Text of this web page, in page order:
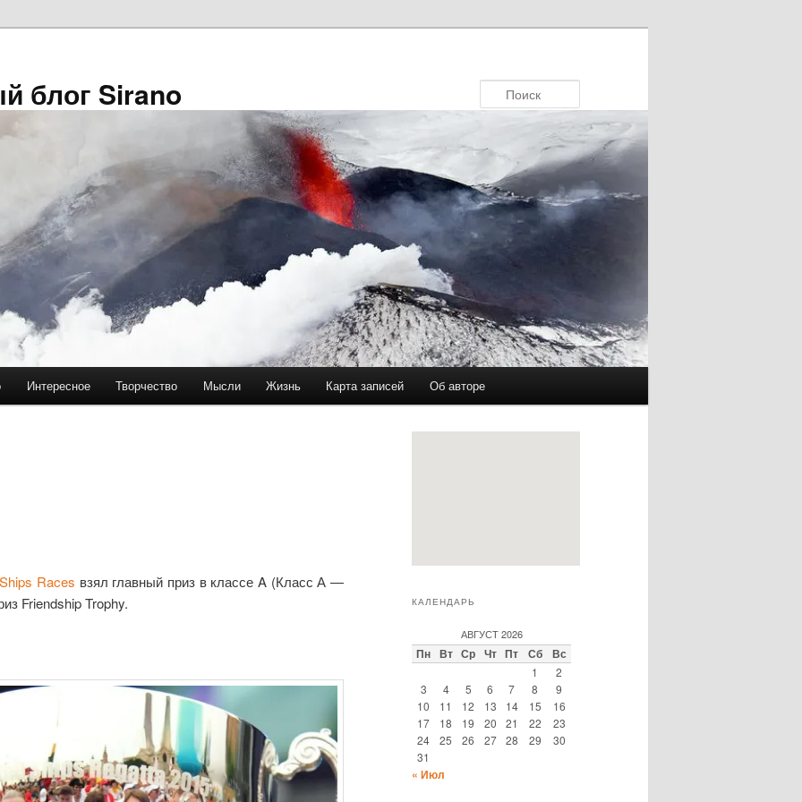
блог Sirano
Интересное Творчество Мысли Жизнь Карта записей Об авторе
Races взял главный приз в классе A (Класс А —
Friendship Trophy.
КАЛЕНДАРЬ
АВГУСТ 2026
Пн Вт Ср Чт Пт Сб Вс
1
2
3
4 5 6 7 8
9
10
11 12 13 14 15
16
17
18 19 20 21 22
23
24
25 26 27 28 29
30
31
« Июл